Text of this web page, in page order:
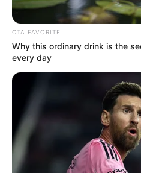
CTA FAVORITE
Why this ordinary drink is the
every day